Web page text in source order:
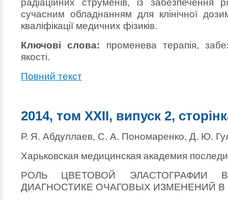
сучасним обладнанням для клінічної
кваліфікації медичних фізиків.
Ключові слова: променева терапія,
якості.
Повний текст
2014, том XXII, випуск 2,
Р. Я. Абдуллаев, С. А. Пономаренко, Д. Ю.
Харьковская медицинская академия
РОЛЬ ЦВЕТОВОЙ ЭЛАСТОГРАФИИ
ДИАГНОСТИКЕ ОЧАГОВЫХ ИЗМЕНЕНИЙ